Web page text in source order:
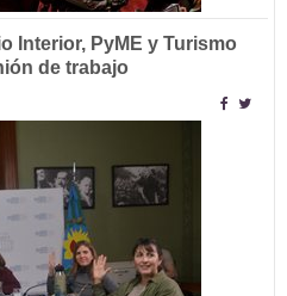
Interior, PyME y Turismo
de trabajo